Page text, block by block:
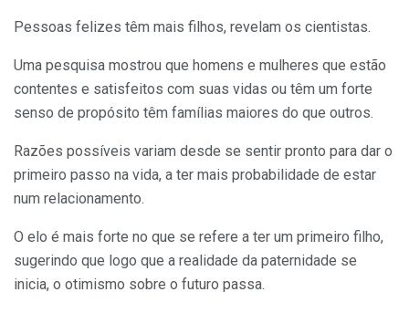
Pessoas felizes têm mais filhos, revelam os cientistas.
Uma pesquisa mostrou que homens e mulheres que estão
contentes e satisfeitos com suas vidas ou têm um forte
senso de propósito têm famílias maiores do que outros.
Razões possíveis variam desde se sentir pronto para dar o
primeiro passo na vida, a ter mais probabilidade de estar
num relacionamento.
O elo é mais forte no que se refere a ter um primeiro filho,
sugerindo que logo que a realidade da paternidade se
inicia, o otimismo sobre o futuro passa.